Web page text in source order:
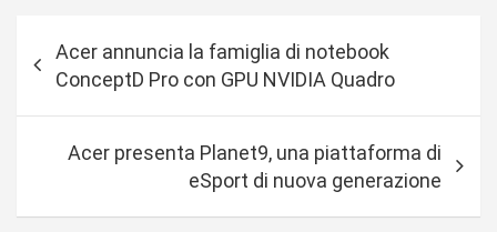
a
Acer annuncia la famiglia di notebook
ConceptD Pro con GPU NVIDIA Quadro
Acer presenta Planet9, una piattaforma di
eSport di nuova generazione